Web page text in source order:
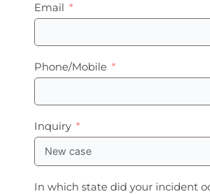
Email
Phone/Mobile
Inquiry
In which state did your incident